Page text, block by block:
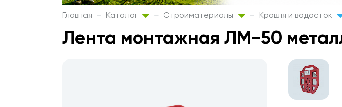
Главная Каталог Стройматериалы Кровля и водосток
Лента монтажная ЛМ-50